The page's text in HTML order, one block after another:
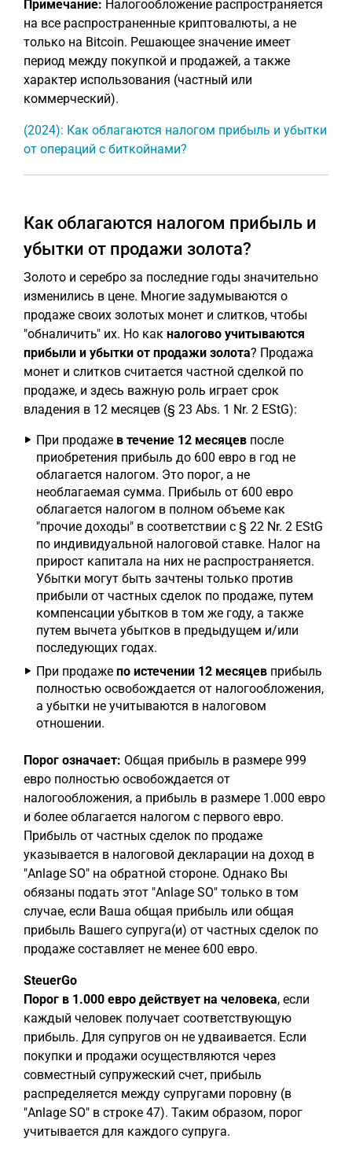
Примечание: Налогообложение распространяется
на все распространенные криптовалюты, а не
только на Bitcoin. Решающее значение имеет
период между покупкой и продажей, а также
характер использования (частный или
коммерческий).
(2024): Как облагаются налогом прибыль и убытки
от операций с биткойнами?
Как облагаются налогом прибыль и
убытки от продажи золота?
Золото и серебро за последние годы значительно
изменились в цене. Многие задумываются о
продаже своих золотых монет и слитков, чтобы
"обналичить" их. Но как налогово учитываются
прибыли и убытки от продажи золота? Продажа
монет и слитков считается частной сделкой по
продаже, и здесь важную роль играет срок
владения в 12 месяцев (§ 23 Abs. 1 Nr. 2 EStG):
При продаже в течение 12 месяцев после
приобретения прибыль до 600 евро в год не
облагается налогом. Это порог, а не
необлагаемая сумма. Прибыль от 600 евро
облагается налогом в полном объеме как
"прочие доходы" в соответствии с § 22 Nr. 2 EStG
по индивидуальной налоговой ставке. Налог на
прирост капитала на них не распространяется.
Убытки могут быть зачтены только против
прибыли от частных сделок по продаже, путем
компенсации убытков в том же году, а также
путем вычета убытков в предыдущем и/или
последующих годах.
При продаже по истечении 12 месяцев прибыль
полностью освобождается от налогообложения,
а убытки не учитываются в налоговом
отношении.
Порог означает: Общая прибыль в размере 999
евро полностью освобождается от
налогообложения, а прибыль в размере 1.000 евро
и более облагается налогом с первого евро.
Прибыль от частных сделок по продаже
указывается в налоговой декларации на доход в
"Anlage SO" на обратной стороне. Однако Вы
обязаны подать этот "Anlage SO" только в том
случае, если Ваша общая прибыль или общая
прибыль Вашего супруга(и) от частных сделок по
продаже составляет не менее 600 евро.
SteuerGo
Порог в 1.000 евро действует на человека, если
каждый человек получает соответствующую
прибыль. Для супругов он не удваивается. Если
покупки и продажи осуществляются через
совместный супружеский счет, прибыль
распределяется между супругами поровну (в
"Anlage SO" в строке 47). Таким образом, порог
учитывается для каждого супруга.